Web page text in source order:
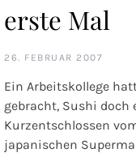
erste Mal
26. FEBRUAR 2007
Ein Arbeitskollege
gebracht, Sushi doch
Kurzentschlossen
japanischen